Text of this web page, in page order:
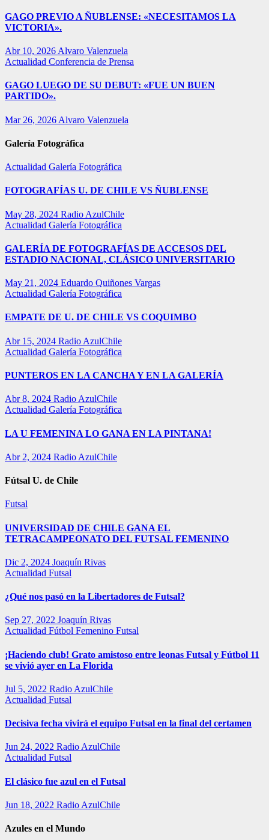
GAGO PREVIO A ÑUBLENSE: «NECESITAMOS LA
VICTORIA».
Abr 10, 2026 Alvaro Valenzuela
Actualidad Conferencia de Prensa
GAGO LUEGO DE SU DEBUT: «FUE UN BUEN
PARTIDO».
Mar 26, 2026 Alvaro Valenzuela
Galería Fotográfica
Actualidad Galería Fotográfica
FOTOGRAFÍAS U. DE CHILE VS ÑUBLENSE
May 28, 2024 Radio AzulChile
Actualidad Galería Fotográfica
GALERÍA DE FOTOGRAFÍAS DE ACCESOS DEL
ESTADIO NACIONAL, CLÁSICO UNIVERSITARIO
May 21, 2024 Eduardo Quiñones Vargas
Actualidad Galería Fotográfica
EMPATE DE U. DE CHILE VS COQUIMBO
Abr 15, 2024 Radio AzulChile
Actualidad Galería Fotográfica
PUNTEROS EN LA CANCHA Y EN LA GALERÍA
Abr 8, 2024 Radio AzulChile
Actualidad Galería Fotográfica
LA U FEMENINA LO GANA EN LA PINTANA!
Abr 2, 2024 Radio AzulChile
Fútsal U. de Chile
Futsal
UNIVERSIDAD DE CHILE GANA EL
TETRACAMPEONATO DEL FUTSAL FEMENINO
Dic 2, 2024 Joaquín Rivas
Actualidad Futsal
¿Qué nos pasó en la Libertadores de Futsal?
Sep 27, 2022 Joaquín Rivas
Actualidad Fútbol Femenino Futsal
¡Haciendo club! Grato amistoso entre leonas Futsal y Fútbol 11
se vivió ayer en La Florida
Jul 5, 2022 Radio AzulChile
Actualidad Futsal
Decisiva fecha vivirá el equipo Futsal en la final del certamen
Jun 24, 2022 Radio AzulChile
Actualidad Futsal
El clásico fue azul en el Futsal
Jun 18, 2022 Radio AzulChile
Azules en el Mundo